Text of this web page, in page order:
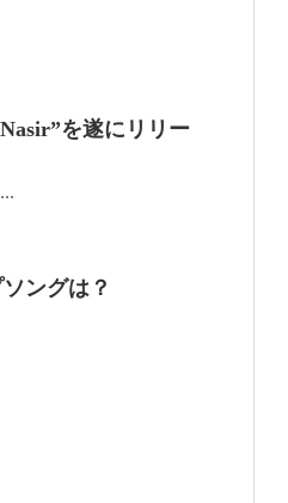
を遂にリリー
ングは？